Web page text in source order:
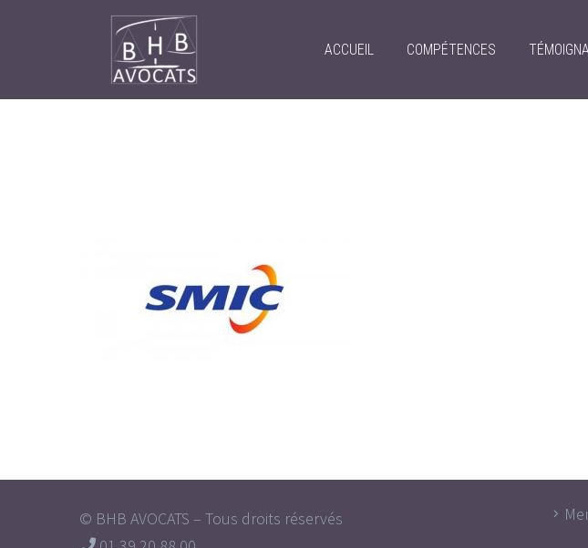
ACCUEIL COMPÉTENCES
© BHB AVOCATS – Tous droits réservés